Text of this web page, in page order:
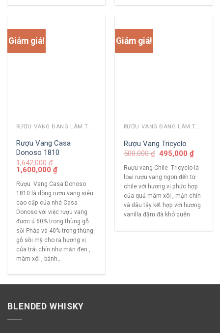
Giảm giá!
RƯỢU VANG ĐANG LÀM THỊ TRƯỜNG
Rượu Vang Casa
Donoso 1810
1,642,000₫
1,600,000₫
Rượu Vang Casa Donoso
1810 là dòng rượu vang siêu
cao cấp của nhà Casa
Donoso với việc rượu vang
được ủ 60% trong thùng gỗ
sồi Pháp và 40% trong thùng
gỗ sồi mỹ cho ra hương vị
của trái chín như mận đen ,
mâm xôi , bánh..
Giảm giá!
RƯỢU VANG ĐANG LÀM THỊ TRƯỜNG
Rượu Vang Tricyclo
500,000₫ 495,000₫
Rượu vang Chile Tricyclo là
loại rượu vang ngon đến từ
chile với hương vị phức hợp
của quả mâm xôi , mận chín
và dâu tây kết hợp với hương
vanilla đậm đà khó quên
BLENDED WHISKY